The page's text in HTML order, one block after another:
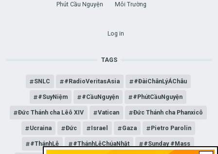
Phút Cầu Nguyện
Môi Trường
Log in
TAGS
SNLC #RadioVeritasAsia #ĐàiChânLýÁChâu
#SuyNiệm #CầuNguyện #PhútCầuNguyện
Đức Thánh cha Lêô XIV Vatican Đức Thánh cha Phanxicô
Ucraina Đức Israel Gaza Pietro Parolin
#ThánhLễ #ThánhLễChúaNhật #Sunday #Mass